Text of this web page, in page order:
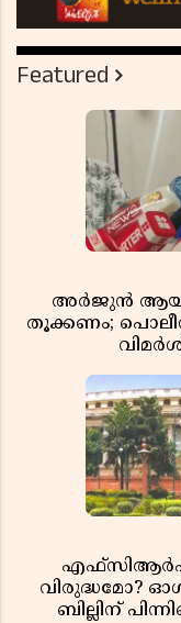
Featured
അർജുൻ
തൂക്കണം;
എഫ്സിആർഎ
വിരുദ്ധമോ?
ബില്ലിന്